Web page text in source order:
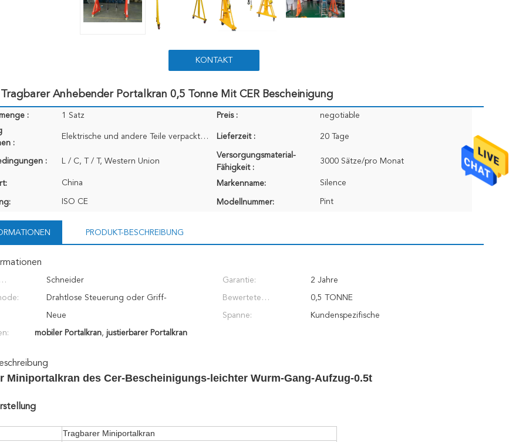
KONTAKT
Anhebender Portalkran 0,5 Tonne Mit CER Bescheinigung
: 1 Satz Preis :
negotiable
:
Elektrische und andere Teile verpackten durch Sperrholzkiste der hohen Qualität; Stahlkonstruktion v Lieferzeit : 20 Tage
: L / C, T / T, Western Union
Versorgungsmaterial-
Fähigkeit :
3000 Sätze/pro Monat
China Markenname: Silence
ISO CE Modellnummer: Pint
PRODUKT-BESCHREIBUNG
Schneider Garantie: 2 Jahre
Drahtlose Steuerung oder Griff-
Fernbedienung
Bewertete
Belastbarkeit:
0,5 TONNE
Neue Spanne: Kundenspezifische
mobiler Portalkran, justierbarer Portalkran
Miniportalkran des Cer-Bescheinigungs-leichter Wurm-Gang-Aufzug-0.5t
Tragbarer Miniportalkran